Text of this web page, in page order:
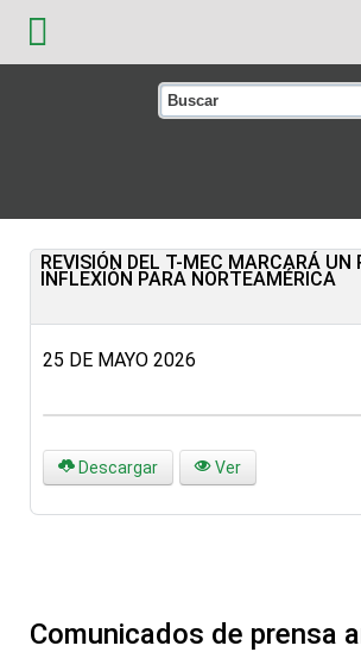
REVISIÓN DEL T-MEC MARCARÁ UN
INFLEXIÓN PARA NORTEAMÉRICA
25 DE MAYO 2026
Descargar Ver
Comunicados de prensa